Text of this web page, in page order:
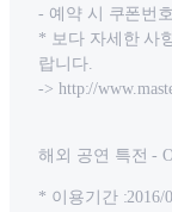
- 예약 시 쿠폰번
* 보다 자세한 사
랍니다.
-> http://
해외 공연 특전 -
* 이용기간 :2016/